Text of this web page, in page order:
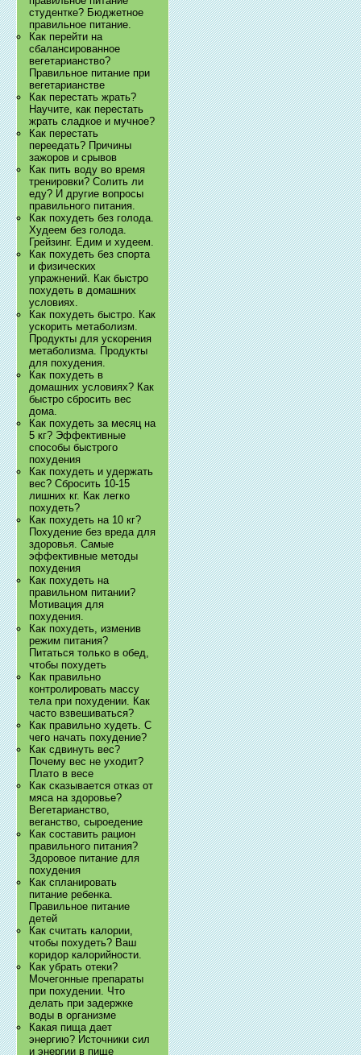
студентке? Бюджетное
правильное питание.
Как перейти на
сбалансированное
вегетарианство?
Правильное питание при
вегетарианстве
Как перестать жрать?
Научите, как перестать
жрать сладкое и мучное?
Как перестать
переедать? Причины
зажоров и срывов
Как пить воду во время
тренировки? Солить ли
еду? И другие вопросы
правильного питания.
Как похудеть без голода.
Худеем без голода.
Грейзинг. Едим и худеем.
Как похудеть без спорта
и физических
упражнений. Как быстро
похудеть в домашних
условиях.
Как похудеть быстро. Как
ускорить метаболизм.
Продукты для ускорения
метаболизма. Продукты
для похудения.
Как похудеть в
домашних условиях? Как
быстро сбросить вес
дома.
Как похудеть за месяц на
5 кг? Эффективные
способы быстрого
похудения
Как похудеть и удержать
вес? Сбросить 10-15
лишних кг. Как легко
похудеть?
Как похудеть на 10 кг?
Похудение без вреда для
здоровья. Самые
эффективные методы
похудения
Как похудеть на
правильном питании?
Мотивация для
похудения.
Как похудеть, изменив
режим питания?
Питаться только в обед,
чтобы похудеть
Как правильно
контролировать массу
тела при похудении. Как
часто взвешиваться?
Как правильно худеть. С
чего начать похудение?
Как сдвинуть вес?
Почему вес не уходит?
Плато в весе
Как сказывается отказ от
мяса на здоровье?
Вегетарианство,
веганство, сыроедение
Как составить рацион
правильного питания?
Здоровое питание для
похудения
Как спланировать
питание ребенка.
Правильное питание
детей
Как считать калории,
чтобы похудеть? Ваш
коридор калорийности.
Как убрать отеки?
Мочегонные препараты
при похудении. Что
делать при задержке
воды в организме
Какая пища дает
энергию? Источники сил
и энергии в пище